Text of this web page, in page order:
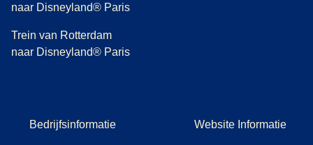
naar Disneyland® Paris
Trein van Rotterdam
naar Disneyland® Paris
Bedrijfsinformatie Website Informatie